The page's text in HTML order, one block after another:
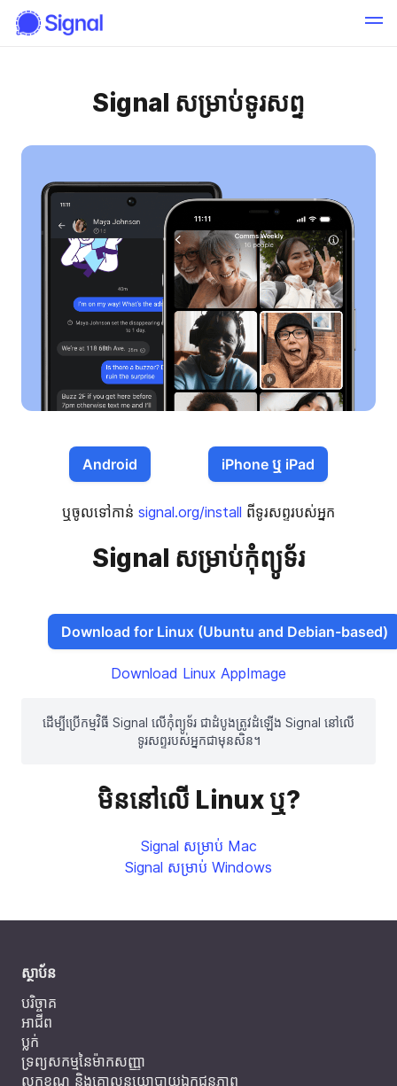
Signal សម្រាប់ទូរសព្ទ
Android iPhone ឬ iPad
ឬចូលទៅកាន់ signal.org/install ពីទូរសព្ទរបស់អ្នក
Signal សម្រាប់កុំព្យូទ័រ
Download for Linux (Ubuntu and Debian-based)
Download Linux AppImage
ដើម្បីប្រើកម្មវិធី Signal លើកុំព្យូទ័រ ជាដំបូងត្រូវដំឡើង Signal នៅលើ
ទូរសព្ទរបស់អ្នកជាមុនសិន។
មិននៅលើ Linux ឬ?
Signal សម្រាប់ Mac
Signal សម្រាប់ Windows
ស្ថាប័ន
បរិច្ចាគ
អាជីព
ប្លក់
ទ្រព្យសកម្មនៃម៉ាកសញ្ញា
លក្ខខណ្ឌ និងគោលនយោបាយឯកជនភាព